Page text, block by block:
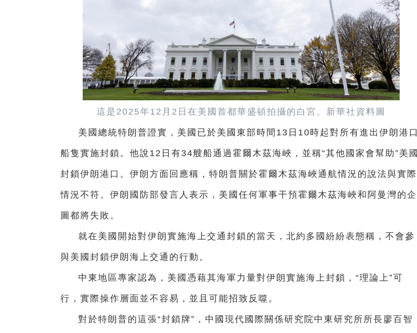
這是2025年12月2日在美國首都華盛頓拍攝的白宮。新華社資料圖
美國總統特朗普證實，美國已於美國東部時間13日10時起對所有進出伊朗港口
船隻實施封鎖。他說12日有34艘船通過霍爾木茲海峽，並稱“其他國家會幫助”美國
封鎖伊朗港口。伊朗方面回應稱，特朗普關於霍爾木茲海峽通航情況的說法與實際
情況不符。伊朗國防部發言人表示，美國任何軍事干預霍爾木茲海峽和阿曼灣的企
圖都將失敗。
就在美國開始對伊朗實施海上交通封鎖的當天，北約多國紛紛表態稱，不會參
與美國封鎖伊朗海上交通的行動。
中東地區專家認為，美國憑藉其海軍力量對伊朗實施海上封鎖，“理論上”可
行，實際操作層面並不容易，並且可能招致反噬。
對於特朗普的這張“封鎖牌”，中國現代國際關係研究院中東研究所所長廖百智